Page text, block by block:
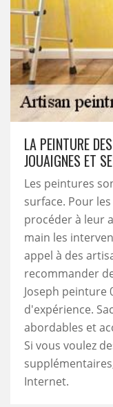
LA PEINTURE
JOUAIGNES ET
Les peintures
surface. Pour
procéder à leur
main les
appel à des
recommander
Joseph peinture
d'expérience.
abordables et
Si vous voulez
Internet.